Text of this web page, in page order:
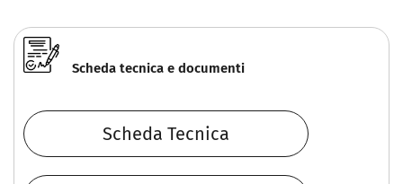
Scheda tecnica e documenti
Scheda Tecnica